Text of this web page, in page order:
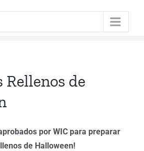
de
por WIC para preparar
de Halloween!